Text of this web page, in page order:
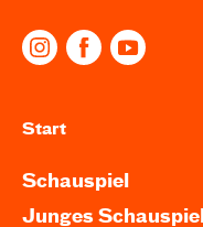
Start
Schauspiel
Junges Schauspiel